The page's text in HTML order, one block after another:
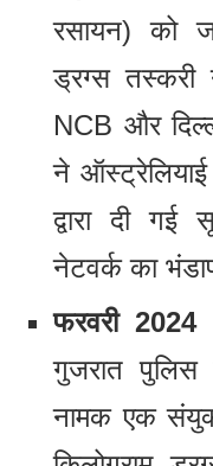
रसायन) को
ड्रग्स तस्करी
NCB और
ने
द्वारा दी गई
नेटवर्क का
फरवरी 2024
गुजरात पुलिस
नामक एक